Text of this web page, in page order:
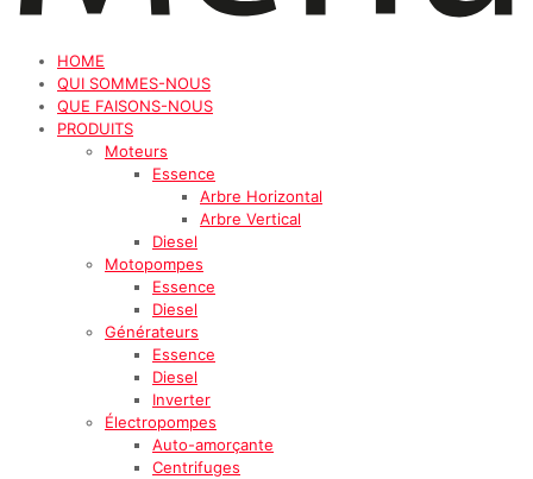
HOME
QUI SOMMES-NOUS
QUE FAISONS-NOUS
PRODUITS
Moteurs
Essence
Arbre Horizontal
Arbre Vertical
Diesel
Motopompes
Essence
Diesel
Générateurs
Essence
Diesel
Inverter
Électropompes
Auto-amorçante
Centrifuges